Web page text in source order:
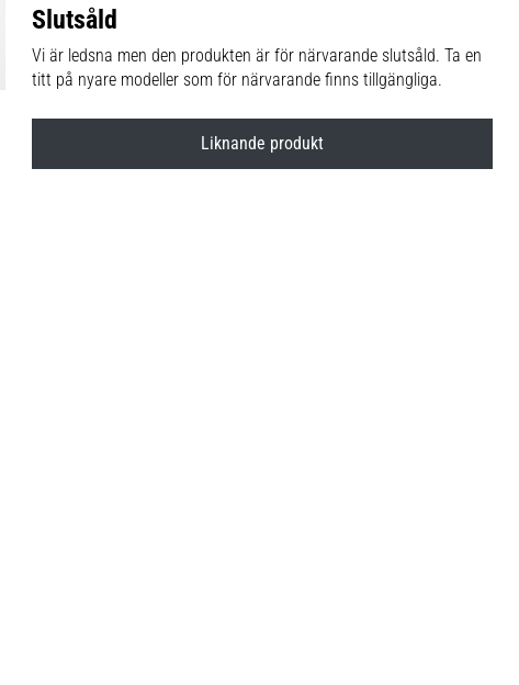
Slutsåld
Vi är ledsna men den produkten är för närvarande slutsåld. Ta en
titt på nyare modeller som för närvarande finns tillgängliga.
Liknande produkt